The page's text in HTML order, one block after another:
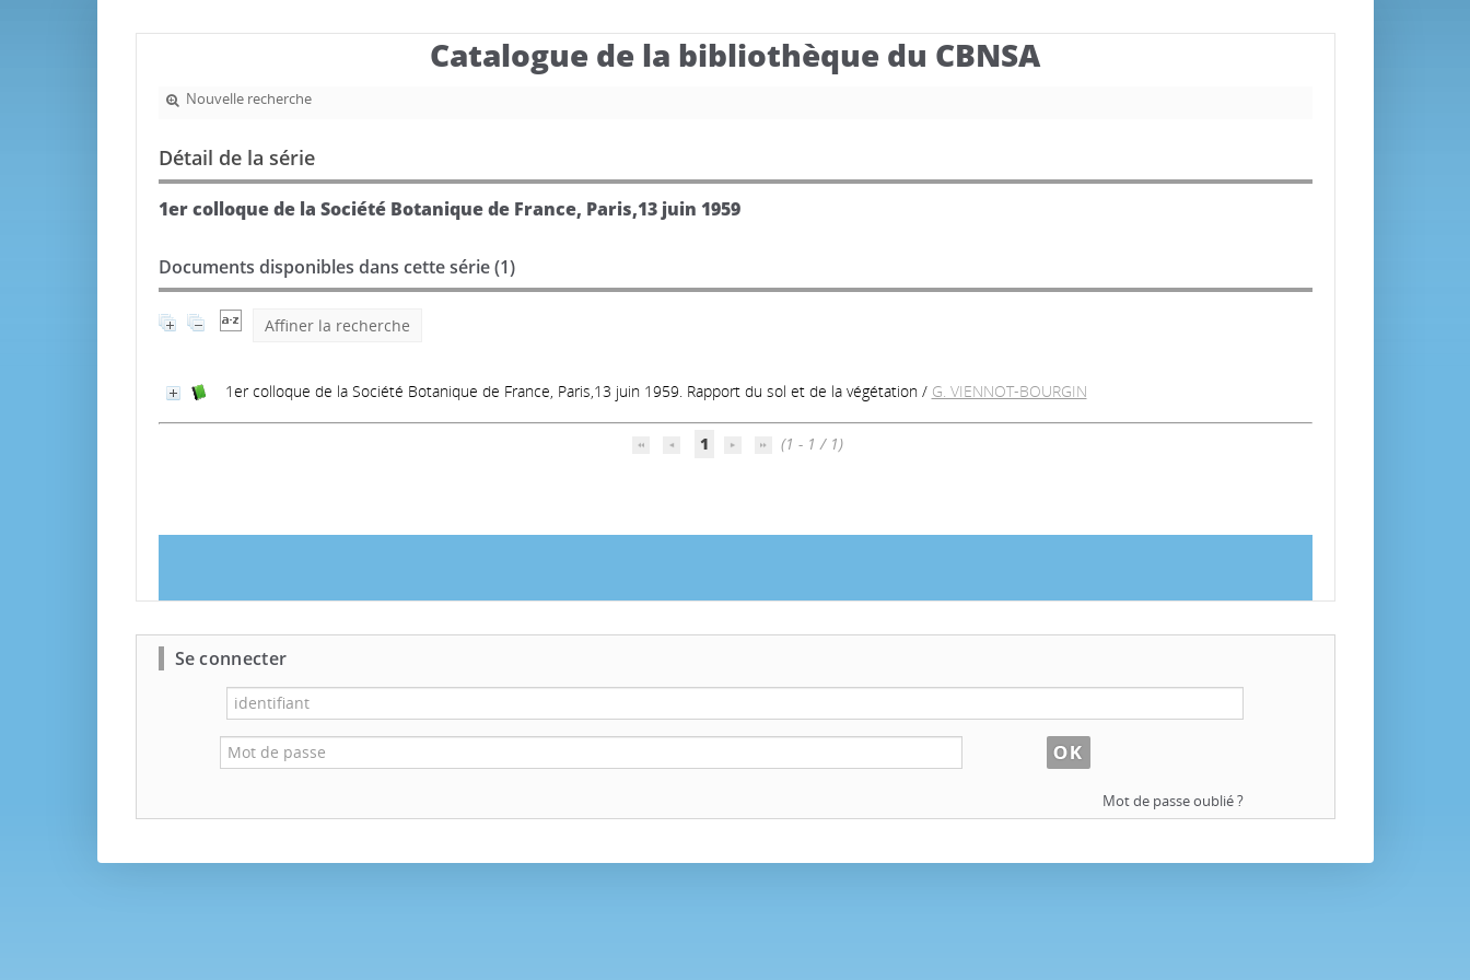
Catalogue de la bibliothèque du CBNSA
Nouvelle recherche
Détail de la série
1er colloque de la Société Botanique de France, Paris,13 juin 1959
Documents disponibles dans cette série (1)
Affiner la recherche
1er colloque de la Société Botanique de France, Paris,13 juin 1959. Rapport du sol et de la végétation/ G. VIENNOT-BOURGIN
1 (1 - 1 / 1)
Se connecter
Mot de passe oublié ?